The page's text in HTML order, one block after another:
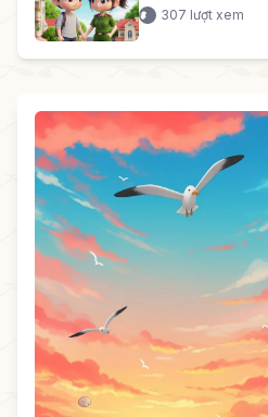
307 lượt xem